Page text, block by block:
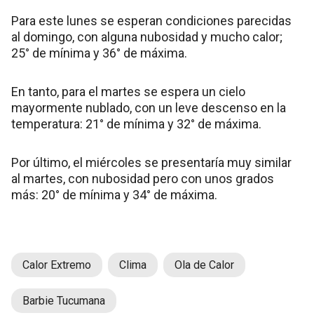
Para este lunes se esperan condiciones parecidas
al domingo, con alguna nubosidad y mucho calor;
25° de mínima y 36° de máxima.
En tanto, para el martes se espera un cielo
mayormente nublado, con un leve descenso en la
temperatura: 21° de mínima y 32° de máxima.
Por último, el miércoles se presentaría muy similar
al martes, con nubosidad pero con unos grados
más: 20° de mínima y 34° de máxima.
Calor Extremo Clima Ola de Calor
Barbie Tucumana